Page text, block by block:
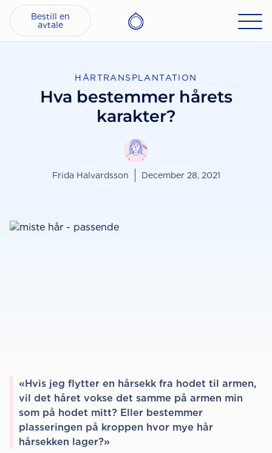
Bestill en
avtale
HÅRTRANSPLANTATION
Hva bestemmer hårets
karakter?
Frida Halvardsson December 28, 2021
«Hvis jeg flytter en hårsekk fra hodet til armen,
vil det håret vokse det samme på armen min
som på hodet mitt? Eller bestemmer
plasseringen på kroppen hvor mye hår
hårsekken lager?»